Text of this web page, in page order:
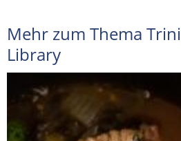
Mehr zum Thema
Library